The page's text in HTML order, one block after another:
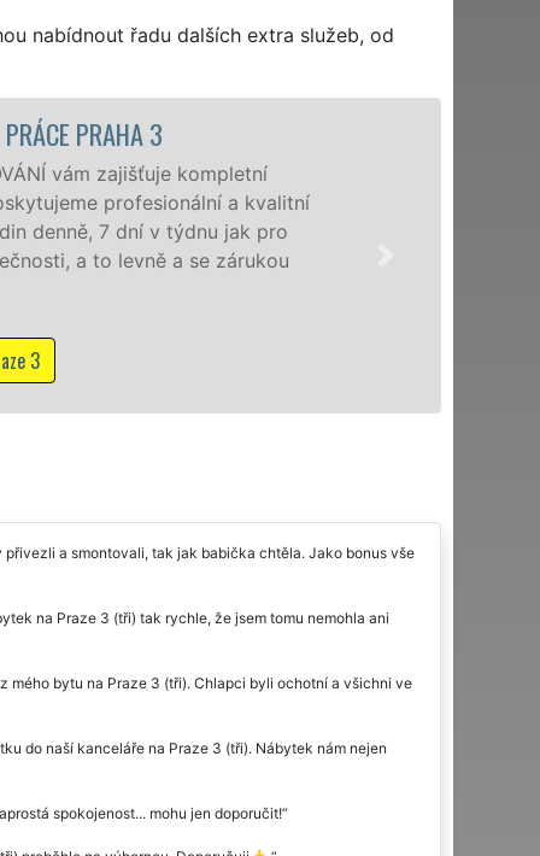
nabídnout řadu dalších extra služeb, od
PRAHA 3
vám zajišťuje kompletní
profesionální a kvalitní
denně, 7 dní v týdnu jak pro
a to levně a se zárukou
3
a smontovali, tak jak babička chtěla. Jako bonus vše
na Praze 3 (tři) tak rychle, že jsem tomu nemohla ani
bytu na Praze 3 (tři). Chlapci byli ochotní a všichni ve
do naší kanceláře na Praze 3 (tři). Nábytek nám nejen
spokojenost... mohu jen doporučit!